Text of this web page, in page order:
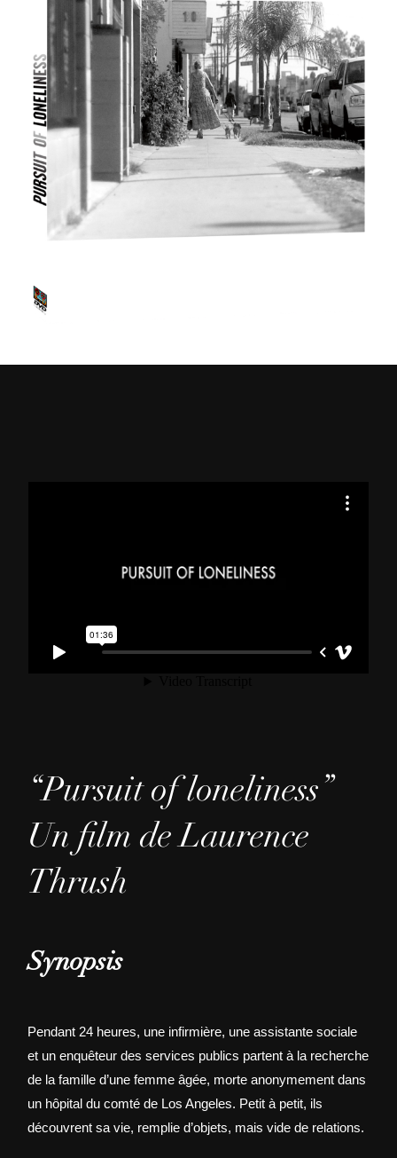
“Pursuit of loneliness”
Un film de Laurence
Thrush
Synopsis
Pendant 24 heures, une infirmière, une assistante sociale
et un enquêteur des services publics partent à la recherche
de la famille d’une femme âgée, morte anonymement dans
un hôpital du comté de Los Angeles. Petit à petit, ils
découvrent sa vie, remplie d’objets, mais vide de relations.